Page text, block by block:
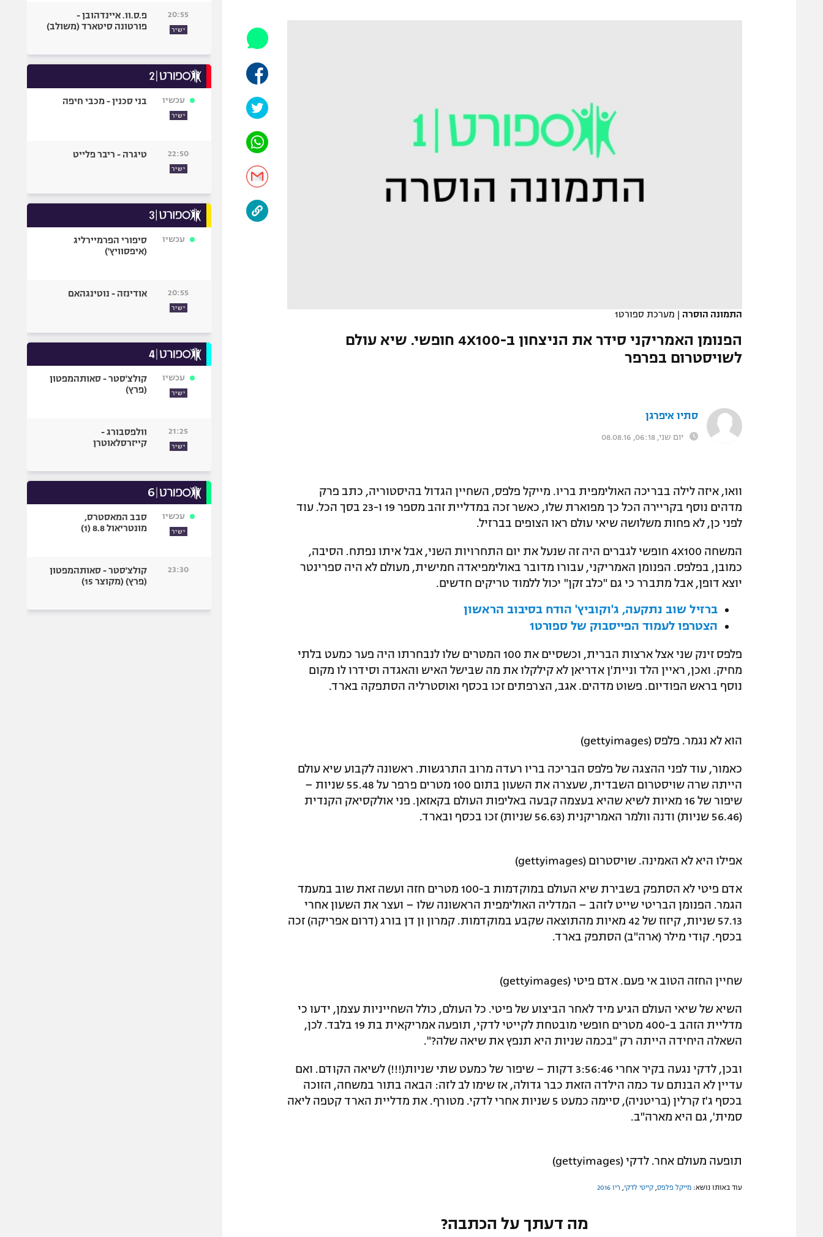
אופניים
כדורמים
פוטבול אמריקאי NFL
התמונה הוסרה | מערכת ספורט1
הפנומן האמריקני סידר את הניצחון ב-4X100 חופשי. שיא עולם
לשויסטרום בפרפר
סתיו איפרגן
יום שני, 06:18, 08.08.16
וואו, איזה לילה בבריכה האולימפית בריו. מייקל פלפס, השחיין הגדול בהיסטוריה, כתב פרק
מדהים נוסף בקריירה הכל כך מפוארת שלו, כאשר זכה במדליית זהב מספר 19 ו-23 בסך הכל. עוד
לפני כן, לא פחות משלושה שיאי עולם ראו הצופים בברזיל.
המשחה 4X100 חופשי לגברים היה זה שנעל את יום התחרויות השני, אבל איתו נפתח. הסיבה,
כמובן, בפלפס. הפנומן האמריקני, עבורו מדובר באולימפיאדה חמישית, מעולם לא היה ספרינטר
יוצא דופן, אבל מתברר כי גם "כלב זקן" יכול ללמוד טריקים חדשים.
ברזיל שוב נתקעה, ג'וקוביץ' הודח בסיבוב הראשון
הצטרפו לעמוד הפייסבוק של ספורט1
פלפס זינק שני אצל ארצות הברית, וכשסיים את 100 המטרים שלו לנבחרתו היה פער כמעט בלתי
מחיק. ואכן, ראיין הלד וניית'ן אדריאן לא קילקלו את מה שבישל האיש והאגדה וסידרו לו מקום
נוסף בראש הפודיום. פשוט מדהים. אגב, הצרפתים זכו בכסף ואוסטרליה הסתפקה בארד.
הוא לא נגמר. פלפס (gettyimages)
כאמור, עוד לפני ההצגה של פלפס הבריכה בריו רעדה מרוב התרגשות. ראשונה לקבוע שיא עולם
הייתה שרה שויסטרום השבדית, שעצרה את השעון בתום 100 מטרים פרפר על 55.48 שניות –
שיפור של 16 מאיות לשיא שהיא בעצמה קבעה באליפות העולם בקאזאן. פני אולקסיאק הקנדית
(56.46 שניות) ודנה וולמר האמריקנית (56.63 שניות) זכו בכסף ובארד.
אפילו היא לא האמינה. שויסטרום (gettyimages)
אדם פיטי לא הסתפק בשבירת שיא העולם במוקדמות ב-100 מטרים חזה ועשה זאת שוב במעמד
הגמר. הפנומן הבריטי שייט לזהב – המדליה האולימפית הראשונה שלו – ועצר את השעון אחרי
57.13 שניות, קיזוז של 42 מאיות מהתוצאה שקבע במוקדמות. קמרון ון דן בורג (דרום אפריקה) זכה
בכסף. קודי מילר (ארה"ב) הסתפק בארד.
שחיין החזה הטוב אי פעם. אדם פיטי (gettyimages)
השיא של שיאי העולם הגיע מיד לאחר הביצוע של פיטי. כל העולם, כולל השחייניות עצמן, ידעו כי
מדליית הזהב ב-400 מטרים חופשי מובטחת לקייטי לדקי, תופעה אמריקאית בת 19 בלבד. לכן,
השאלה היחידה הייתה רק "בכמה שניות היא תנפץ את שיאה שלה?".
ובכן, לדקי נגעה בקיר אחרי 3:56:46 דקות – שיפור של כמעט שתי שניות(!!!) לשיאה הקודם. ואם
עדיין לא הבנתם עד כמה הילדה הזאת כבר גדולה, אז שימו לב לזה: הבאה בתור במשחה, הזוכה
בכסף ג'ז קרלין (בריטניה), סיימה כמעט 5 שניות אחרי לדקי. מטורף. את מדליית הארד קטפה ליאה
סמית', גם היא מארה"ב.
תופעה מעולם אחר. לדקי (gettyimages)
עוד באותו נושא: מייקל פלפס קייטי לדקי ריו 2016
מה דעתך על הכתבה?
20:55
ישיר
פ.ס.וו. איינדהובן -
פורטונה סיטארד (משולב)
עכשיו
ישיר
בני סכנין - מכבי חיפה
22:50
ישיר
טיגרה - ריבר פלייט
עכשיו
סיפורי הפרמיירליג
(איפסוויץ')
20:55
ישיר
אודינזה - נוטינגהאם
עכשיו
ישיר
קולצ'סטר - סאותהמפטון
(פרץ)
21:25
ישיר
וולפסבורג -
קייזרסלאוטרן
עכשיו
ישיר
סבב המאסטרס,
מונטריאול 8.8 (1)
23:30
קולצ'סטר - סאותהמפטון
(פרץ) (מקוצר 15)